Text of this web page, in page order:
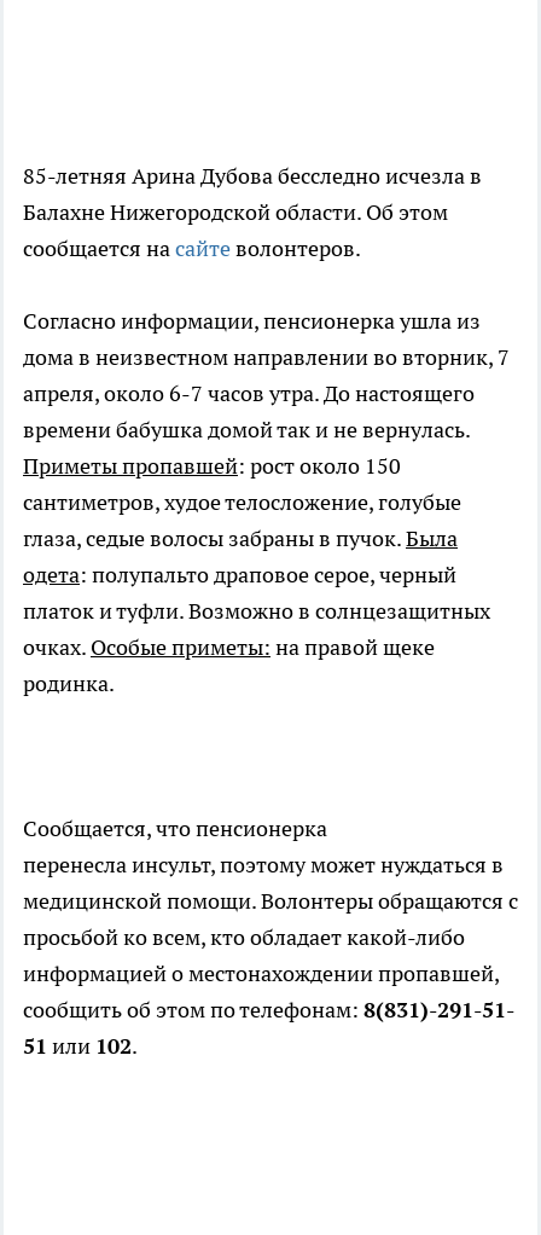
85-летняя Арина Дубова бесследно исчезла в
Балахне Нижегородской области. Об этом
сообщается насайтеволонтеров.
Согласно информации, пенсионерка ушла из
дома в неизвестном направлении во вторник, 7
апреля, около 6-7 часов утра. До настоящего
времени бабушка домой так и не вернулась.
Приметы пропавшей: рост около 150
сантиметров, худое телосложение, голубые
глаза, седые волосы забраны в пучок.Была
одета: полупальто драповое серое, черный
платок и туфли. Возможно в солнцезащитных
очках. Особые приметы: на правой щеке
родинка.
Сообщается, что пенсионерка
перенесла инсульт, поэтому может нуждаться в
медицинской помощи. Волонтеры обращаются с
просьбой ко всем, кто обладает какой-либо
информацией о местонахождении пропавшей,
сообщить об этом по телефонам: 8(831)-291-51-
51 или 102.